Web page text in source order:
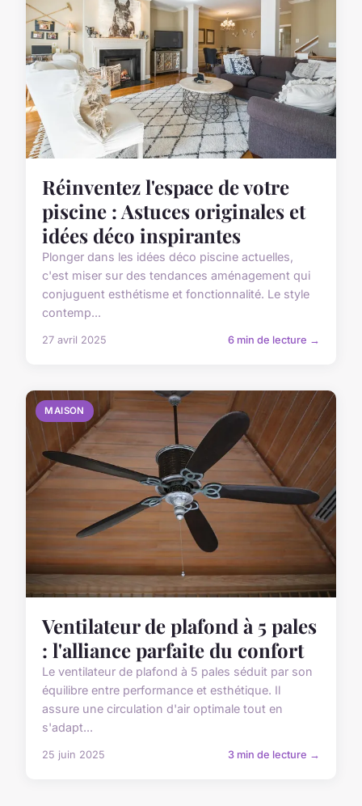
Réinventez l'espace de votre
piscine : Astuces originales et
idées déco inspirantes
Plonger dans les idées déco piscine actuelles,
c'est miser sur des tendances aménagement qui
conjuguent esthétisme et fonctionnalité. Le style
contemp...
27 avril 2025 6 min de lecture →
MAISON
Ventilateur de plafond à 5 pales
: l'alliance parfaite du confort
Le ventilateur de plafond à 5 pales séduit par son
équilibre entre performance et esthétique. Il
assure une circulation d'air optimale tout en
s'adapt...
25 juin 2025 3 min de lecture →